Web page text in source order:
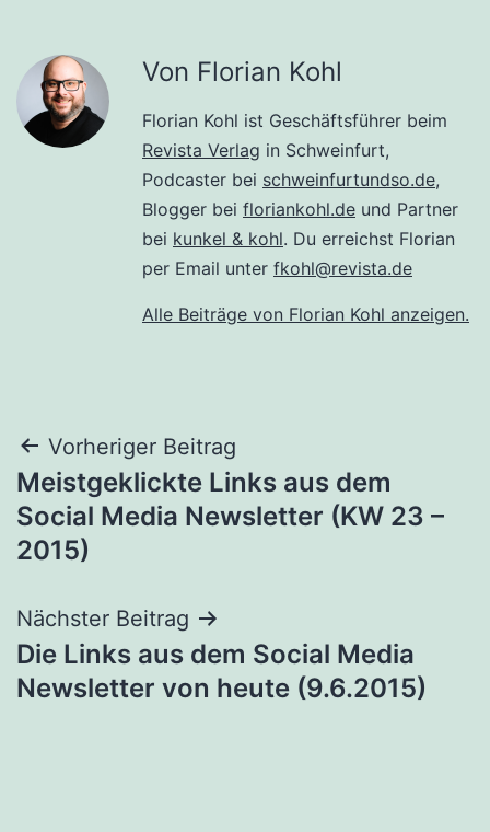
Von Florian Kohl
Florian Kohl ist Geschäftsführer beim
Revista Verlag in Schweinfurt,
Podcaster bei schweinfurtundso.de,
Blogger bei floriankohl.de und Partner
bei kunkel & kohl. Du erreichst Florian
per Email unter fkohl@revista.de
Alle Beiträge von Florian Kohl anzeigen.
Beitragsnavigation
Vorheriger Beitrag
Meistgeklickte Links aus dem
Social Media Newsletter (KW 23 –
2015)
Nächster Beitrag
Die Links aus dem Social Media
Newsletter von heute (9.6.2015)